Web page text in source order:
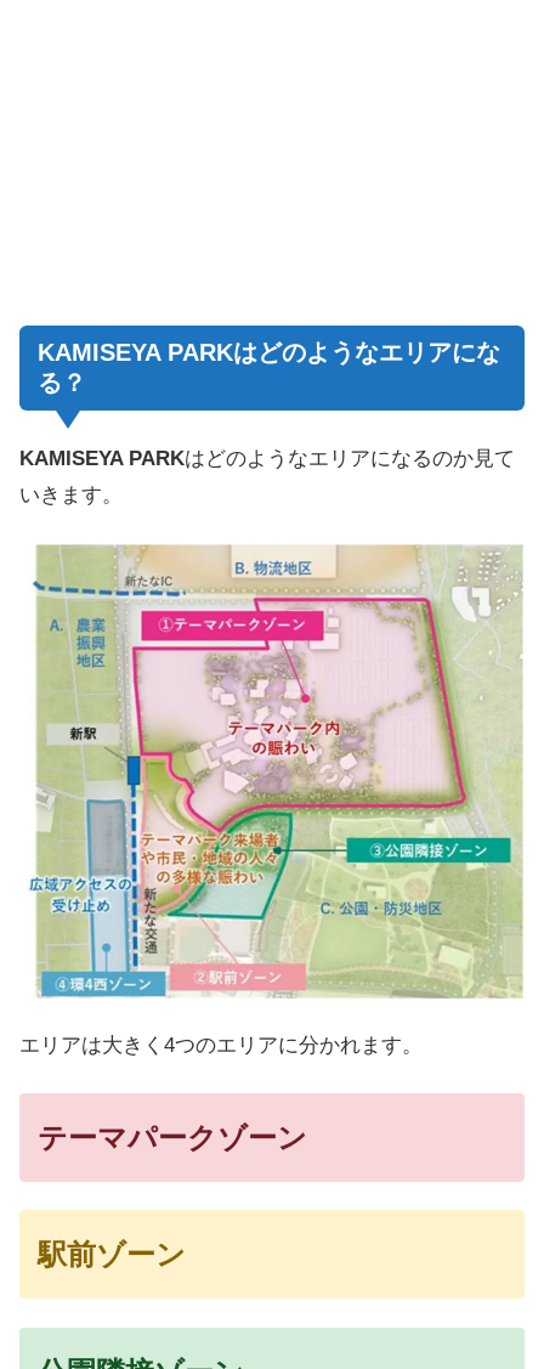
KAMISEYA PARKはどのようなエリアにな
る？
KAMISEYA PARKはどのようなエリアになるのか見て
いきます。
エリアは大きく4つのエリアに分かれます。
テーマパークゾーン
駅前ゾーン